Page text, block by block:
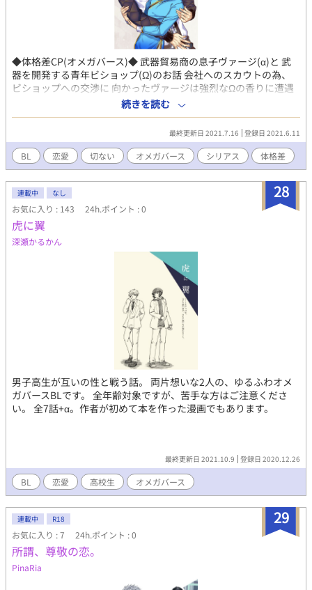
◆体格差CP(オメガバース)◆ 武器貿易商の息子ヴァージ(α)と 武
器を開発する青年ビショップ(Ω)のお話 会社へのスカウトの為、
ビショップへの交渉に 向かったヴァージは強烈なΩの香りに遭遇
する… ----------------------------------------------------- 感染体というモ
ンスターが存在し戦う 数百年後の未来世界のお話です
続きを読む
最終更新日 2021.7.16 登録日 2021.6.11
BL 恋愛 切ない オメガバース シリアス 体格差
28
連載中 なし
お気に入り : 143 24h.ポイント : 0
虎に翼
深瀬かるかん
男子高生が互いの性と戦う話。 両片想いな2人の、ゆるふわオメ
ガバースBLです。 全年齢対象ですが、苦手な方はご注意くださ
い。 全7話+α。作者が初めて本を作った漫画でもあります。
最終更新日 2021.10.9 登録日 2020.12.26
BL 恋愛 高校生 オメガバース
29
連載中 R18
お気に入り : 7 24h.ポイント : 0
所謂、尊敬の恋。
PinaRia